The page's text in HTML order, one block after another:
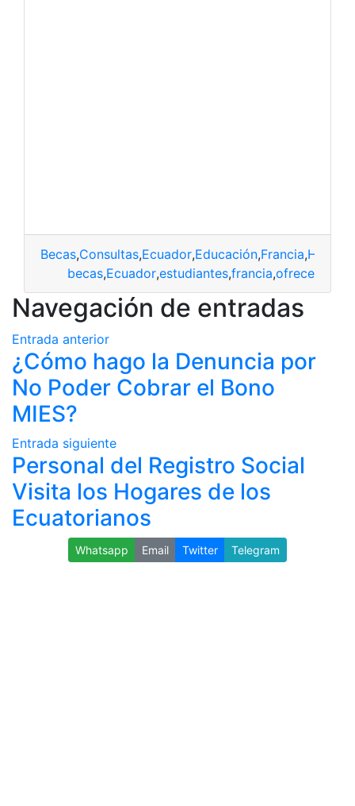
Becas,Consultas,Ecuador,Educación,Francia,
becas,Ecuador,estudiantes,francia,ofrece
Navegación de entradas
Entrada anterior
¿Cómo hago la Denuncia por
No Poder Cobrar el Bono
MIES?
Entrada siguiente
Personal del Registro Social
Visita los Hogares de los
Ecuatorianos
Whatsapp Email Twitter Telegram